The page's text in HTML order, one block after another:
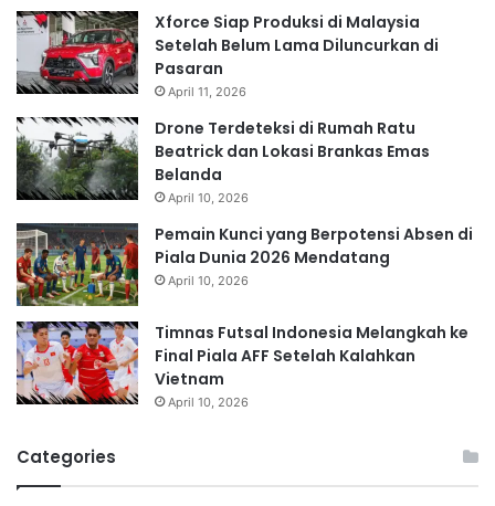
Xforce Siap Produksi di Malaysia
Setelah Belum Lama Diluncurkan di
Pasaran
April 11, 2026
Drone Terdeteksi di Rumah Ratu
Beatrick dan Lokasi Brankas Emas
Belanda
April 10, 2026
Pemain Kunci yang Berpotensi Absen di
Piala Dunia 2026 Mendatang
April 10, 2026
Timnas Futsal Indonesia Melangkah ke
Final Piala AFF Setelah Kalahkan
Vietnam
April 10, 2026
Categories